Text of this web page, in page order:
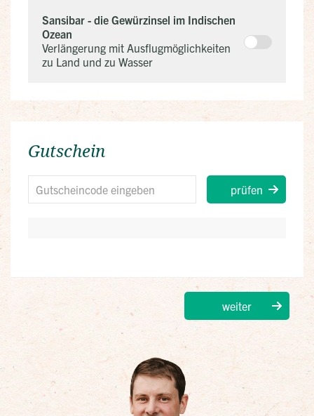
Sansibar - die Gewürzinsel im Indischen
Ozean
Verlängerung mit Ausflugmöglichkeiten
zu Land und zu Wasser
Gutschein
prüfen
weiter